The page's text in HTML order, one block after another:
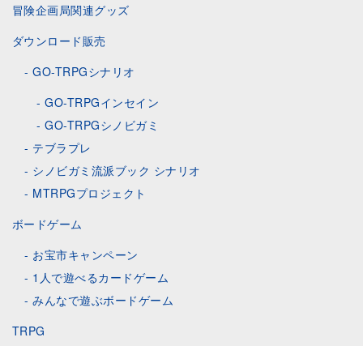
冒険企画局関連グッズ
ダウンロード販売
GO-TRPGシナリオ
GO-TRPGインセイン
GO-TRPGシノビガミ
テブラプレ
シノビガミ流派ブック シナリオ
MTRPGプロジェクト
ボードゲーム
お宝市キャンペーン
1人で遊べるカードゲーム
みんなで遊ぶボードゲーム
TRPG